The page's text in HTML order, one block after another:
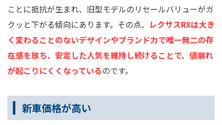
ことに抵抗が生まれ、旧型モデルのリセールバリューがガ
クッと下がる傾向にあります。その点、 レクサスRXは大き
く変わることのないデザインやブランド力で唯一無二の存
在感を放ち、安定した人気を維持し続けることで、値崩れ
が起こりにくくなっているのです。
新車価格が高い